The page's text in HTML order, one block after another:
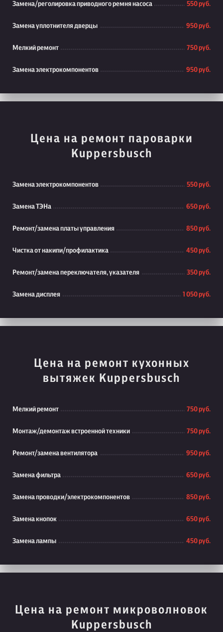
Замена/реголировка приводного ремня насоса 550 руб.
Замена уплотнителя дверцы 950 руб.
Мелкий ремонт 750 руб.
Замена электрокомпонентов 950 руб.
Цена на ремонт пароварки
Kuppersbusch
Замена электрокомпонентов 550 руб.
Замена ТЭНа 650 руб.
Ремонт/замена платы управления 850 руб.
Чистка от накипи/профилактика 450 руб.
Ремонт/замена переключателя, указателя 350 руб.
Замена дисплея 1 050 руб.
Цена на ремонт кухонных
вытяжек Kuppersbusch
Мелкий ремонт 750 руб.
Монтаж/демонтаж встроенной техники 750 руб.
Ремонт/замена вентилятора 950 руб.
Замена фильтра 650 руб.
Замена проводки/электрокомпонентов 850 руб.
Замена кнопок 650 руб.
Замена лампы 450 руб.
Цена на ремонт микроволновок
Kuppersbusch